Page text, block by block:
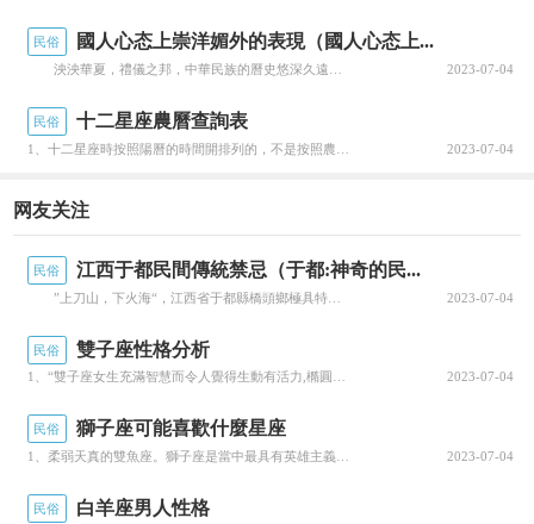
于“四庫”月，五行屬性全部為土，土生萬物，坤元
所在，是偉大母性的代表，所以女性占三六九比較
好。
這裡同樣産生一個問題，就是“四庫”月中缺少
一個醜月，辰戌醜未合起來才叫四庫月，為什麼醜
月被忽略了，同前面一樣，醜月即是臘月，屬于寒
冬，因此與子月享受相同待遇，都被雪藏了。
說完了四正月與四庫月，那麼還剩下四個月為
民俗 國人心态上崇洋媚外的表現（國人心态上...
2023-07-04
民俗 十二星座農曆查詢表
2023-07-04
网友关注
民俗 江西于都民間傳統禁忌（于都:神奇的民...
”上刀山，下火海“，江西省于都縣橋頭鄉極具特色的民俗活動，被列入江西省非物質文化遺産名錄。 每年中秋節前後，該鄉中石村、東山村等村，都要舉行“上刀山，下火海”民俗活動，以此祈福全村家族富貴，人丁興旺。 上刀山，又叫爬刀梯，用鋒利無比的36把長刀綁在18米高的杉樹圓木上，刀口朝上，豎立起來之後，祭師繞着刀杆周圍一邊念咒語，一邊跳祭祀舞。... 2023-07-04
民俗 雙子座性格分析
2023-07-04
民俗 獅子座可能喜歡什麼星座
1、柔弱天真的雙魚座。獅子座是當中最具有英雄主義情節的一個，在愛情中，他們一直希望自己可以成為戀人的... 2023-07-04
民俗 白羊座男人性格